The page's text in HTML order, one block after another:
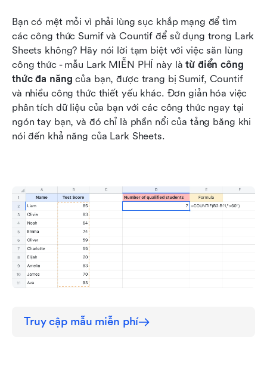
Bạn có mệt mỏi vì phải lùng sục khắp mạng để tìm
các công thức Sumif và Countif để sử dụng trong Lark
Sheets không? Hãy nói lời tạm biệt với việc săn lùng
công thức - mẫu Lark MIỄN PHÍ này là từ điển công
thức đa năng của bạn, được trang bị Sumif, Countif
và nhiều công thức thiết yếu khác. Đơn giản hóa việc
phân tích dữ liệu của bạn với các công thức ngay tại
ngón tay bạn, và đó chỉ là phần nổi của tảng băng khi
nói đến khả năng của Lark Sheets.
Truy cập mẫu miễn phí